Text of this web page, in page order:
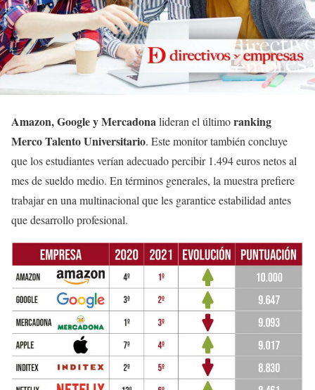
Amazon, Google y Mercadonalideran el últimoranking
Merco Talento Universitario. Este monitor también concluye
que los estudiantes verían adecuado percibir 1.494 euros netos al
mes de sueldo medio. En términos generales, la muestra prefiere
trabajar en una multinacional que les garantice estabilidad antes
que desarrollo profesional.